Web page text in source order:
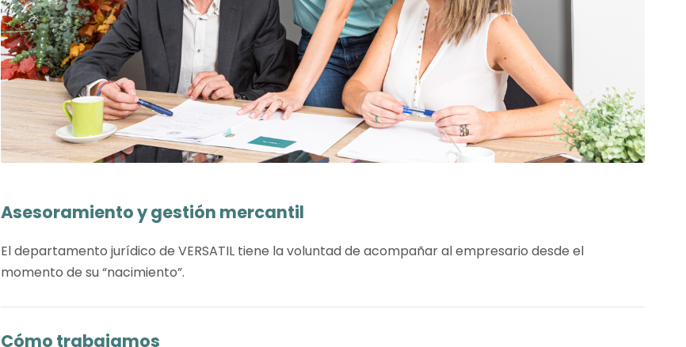
Asesoramiento y gestión mercantil
El departamento jurídico de VERSATIL tiene la voluntad de acompañar al empresario desde el
momento de su “nacimiento”.
Cómo trabajamos